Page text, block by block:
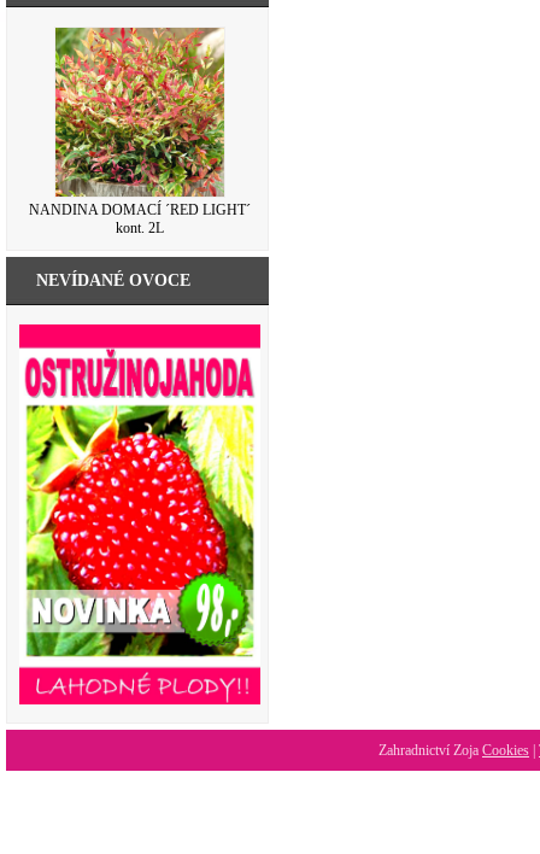
NANDINA DOMACÍ ´RED LIGHT´
kont. 2L
NEVÍDANÉ OVOCE
Zahradnictví Zoja Cookies